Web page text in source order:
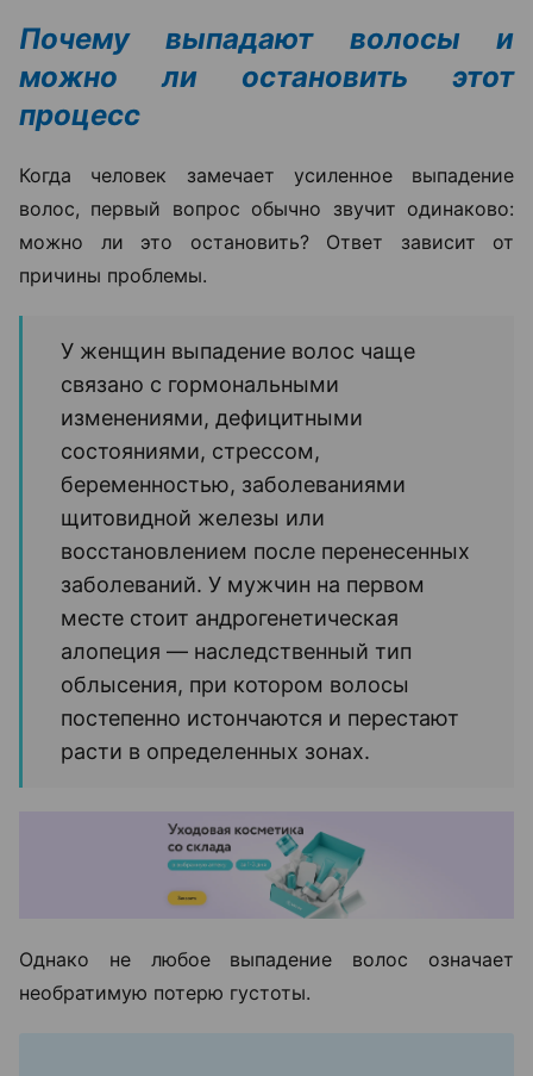
Почему выпадают волосы и
можно ли остановить этот
процесс
Когда человек замечает усиленное выпадение
волос, первый вопрос обычно звучит одинаково:
можно ли это остановить? Ответ зависит от
причины проблемы.
У женщин выпадение волос чаще
связано с гормональными
изменениями, дефицитными
состояниями, стрессом,
беременностью, заболеваниями
щитовидной железы или
восстановлением после перенесенных
заболеваний. У мужчин на первом
месте стоит андрогенетическая
алопеция — наследственный тип
облысения, при котором волосы
постепенно истончаются и перестают
расти в определенных зонах.
Однако не любое выпадение волос означает
необратимую потерю густоты.